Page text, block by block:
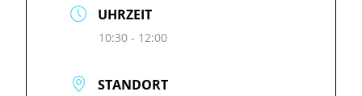
UHRZEIT
10:30 - 12:00
STANDORT